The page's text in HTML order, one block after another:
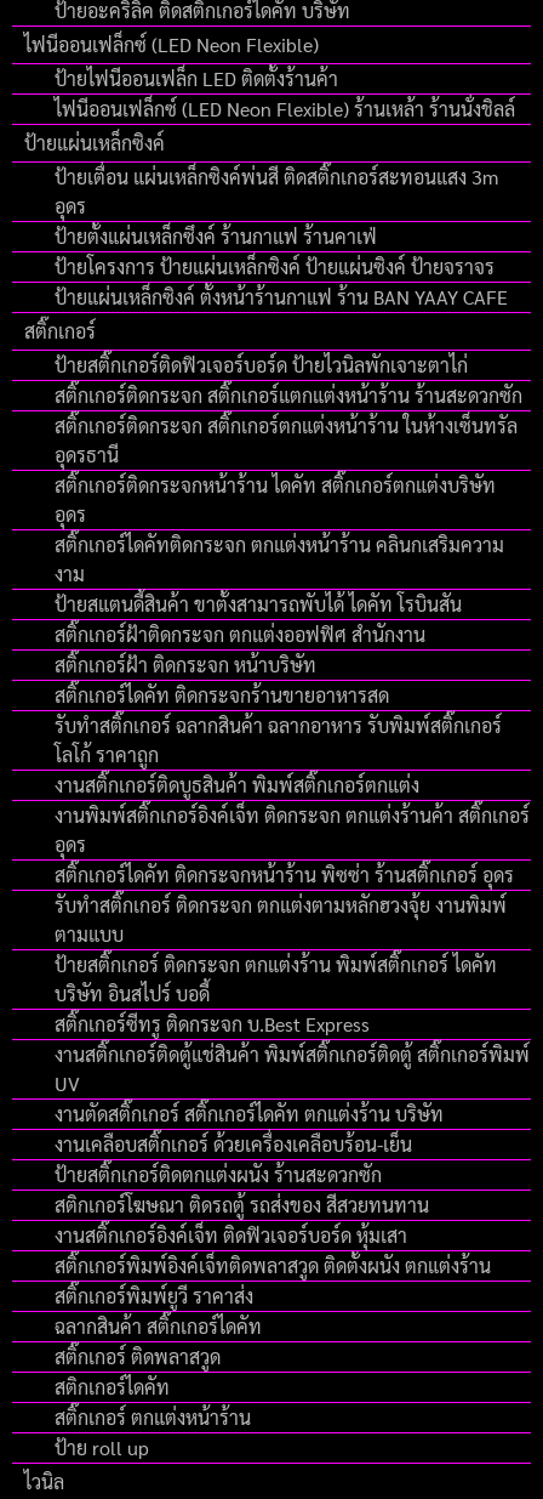
ป้ายอะคริลิค ติดสติ๊กเกอร์ไดคัท บริษัท
ไฟนีออนเฟล็กซ์ (LED Neon Flexible)
ป้ายไฟนีออนเฟล็ก LED ติดตั้งร้านค้า
ไฟนีออนเฟล็กซ์ (LED Neon Flexible) ร้านเหล้า ร้านนั่งชิลล์
ป้ายแผ่นเหล็กซิงค์
ป้ายเตื่อน แผ่นเหล็กซิงค์พ่นสี ติดสติ๊กเกอร์สะทอนแสง 3m
อุดร
ป้ายตั้งแผ่นเหล็กซึงค์ ร้านกาแฟ ร้านคาเฟ่
ป้ายโครงการ ป้ายแผ่นเหล็กซิงค์ ป้ายแผ่นซิงค์ ป้ายจราจร
ป้ายแผ่นเหล็กซิงค์ ตั้งหน้าร้านกาแฟ ร้าน BAN YAAY CAFE
สติ๊กเกอร์
ป้ายสติ๊กเกอร์ติดฟิวเจอร์บอร์ด ป้ายไวนิลพักเจาะตาไก่
สติ๊กเกอร์ติดกระจก สติ๊กเกอร์แตกแต่งหน้าร้าน ร้านสะดวกซัก
สติ๊กเกอร์ติดกระจก สติ๊กเกอร์ตกแต่งหน้าร้าน ในห้างเซ็นทรัล
อุดรธานี
สติ๊กเกอร์ติดกระจกหน้าร้าน ไดคัท สติ๊กเกอร์ตกแต่งบริษัท
อุดร
สติ๊กเกอร์ไดคัทติดกระจก ตกแต่งหน้าร้าน คลินกเสริมความ
งาม
ป้ายสแตนดี้สินค้า ขาตั้งสามารถพับได้ ไดคัท โรบินสัน
สติ๊กเกอร์ฝ้าติดกระจก ตกแต่งออฟฟิศ สำนักงาน
สติ๊กเกอร์ฝ้า ติดกระจก หน้าบริษัท
สติ๊กเกอร์ไดคัท ติดกระจกร้านขายอาหารสด
รับทําสติ๊กเกอร์ ฉลากสินค้า ฉลากอาหาร รับพิมพ์สติ๊กเกอร์
โลโก้ ราคาถูก
งานสติ๊กเกอร์ติดบูธสินค้า พิมพ์สติ๊กเกอร์ตกแต่ง
งานพิมพ์สติ๊กเกอร์อิงค์เจ็ท ติดกระจก ตกแต่งร้านค้า สติ๊กเกอร์
อุดร
สติ๊กเกอร์ไดคัท ติดกระจกหน้าร้าน พิซซ่า ร้านสติ๊กเกอร์ อุดร
รับทำสติ๊กเกอร์ ติดกระจก ตกแต่งตามหลักฮวงจุ้ย งานพิมพ์
ตามแบบ
ป้ายสติ๊กเกอร์ ติดกระจก ตกแต่งร้าน พิมพ์สติ๊กเกอร์ ไดคัท
บริษัท อินสไปร์ บอดี้
สติ๊กเกอร์ซีทรู ติดกระจก บ.Best Express
งานสติ๊กเกอร์ติดตู้แช่สินค้า พิมพ์สติ๊กเกอร์ติดตู้ สติ๊กเกอร์พิมพ์
UV
งานตัดสติ๊กเกอร์ สติ๊กเกอร์ไดคัท ตกแต่งร้าน บริษัท
งานเคลือบสติ๊กเกอร์ ด้วยเครื่องเคลือบร้อน-เย็น
ป้ายสติ๊กเกอร์ติดตกแต่งผนัง ร้านสะดวกซัก
สติกเกอร์โฆษณา ติดรถตู้ รถส่งของ สีสวยทนทาน
งานสติ๊กเกอร์อิงค์เจ็ท ติดฟิวเจอร์บอร์ด หุ้มเสา
สติ๊กเกอร์พิมพ์อิงค์เจ็ทติดพลาสวูด ติดตั้งผนัง ตกแต่งร้าน
สติ๊กเกอร์พิมพ์ยูวี ราคาส่ง
ฉลากสินค้า สติ๊กเกอร์ไดคัท
สติ๊กเกอร์ ติดพลาสวูด
สติกเกอร์ไดคัท
สติ๊กเกอร์ ตกแต่งหน้าร้าน
ป้าย roll up
ไวนิล